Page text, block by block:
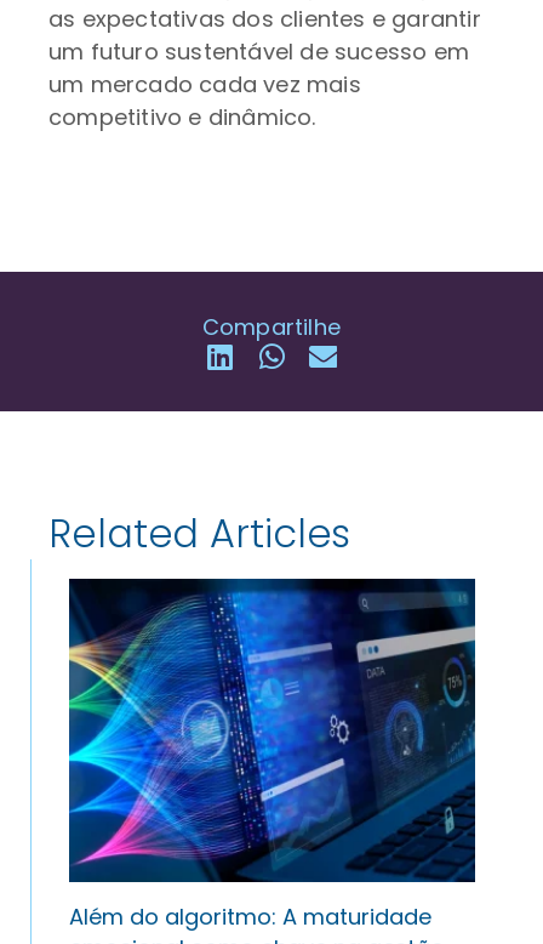
as expectativas dos clientes e garantir
um futuro sustentável de sucesso em
um mercado cada vez mais
competitivo e dinâmico.
Compartilhe
Related Articles
Além do algoritmo: A maturidade